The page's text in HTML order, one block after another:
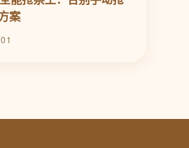
案